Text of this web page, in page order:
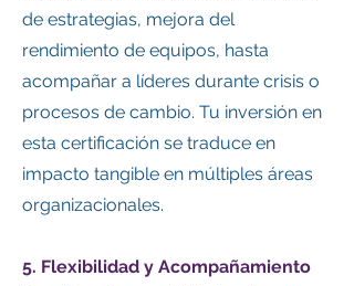
de estrategias, mejora del
rendimiento de equipos, hasta
acompañar a líderes durante crisis o
procesos de cambio. Tu inversión en
esta certificación se traduce en
impacto tangible en múltiples áreas
organizacionales.
5. Flexibilidad y Acompañamiento